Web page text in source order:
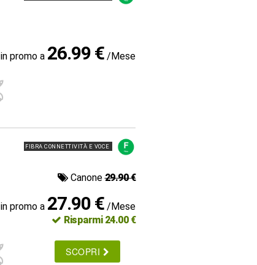
in promo a 26.99 € /Mese
FIBRA CONNETTIVITÀ E VOCE
Canone29.90 €
in promo a 27.90 € /Mese
Risparmi 24.00 €
SCOPRI